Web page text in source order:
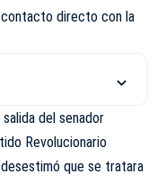
directo con la
del senador
Revolucionario
que se tratara